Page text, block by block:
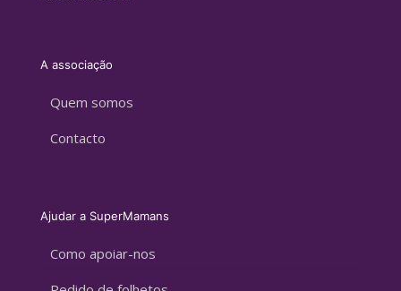
A associação
Quem somos
Contacto
Ajudar a SuperMamans
Como apoiar-nos